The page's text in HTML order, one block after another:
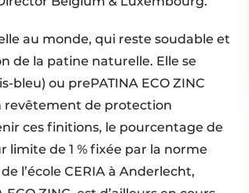
au monde, qui reste soudable et
de la patine naturelle. Elle se
bleu) ou prePATINA ECO ZINC
revêtement de protection
ces finitions, le pourcentage de
limite de 1 % fixée par la norme
l’école CERIA à Anderlecht,